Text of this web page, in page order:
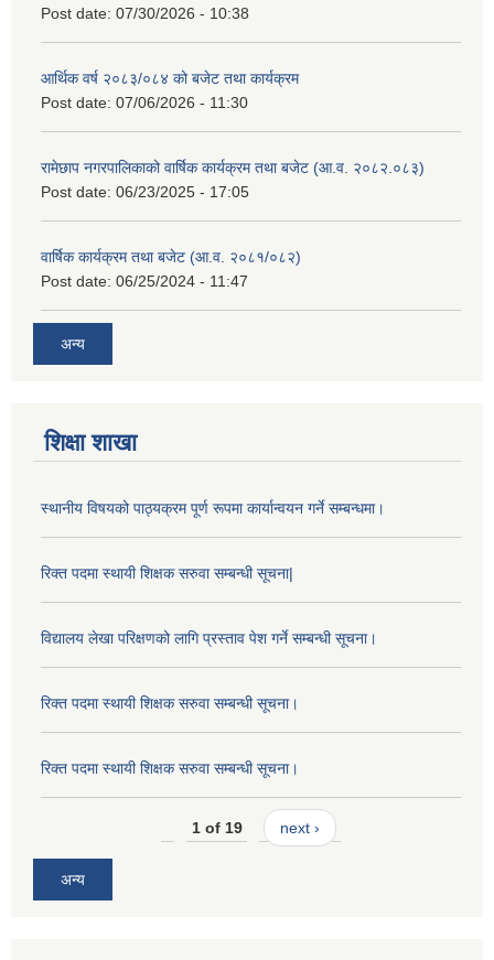
Post date: 07/30/2026 - 10:38
आर्थिक वर्ष २०८३/०८४ को बजेट तथा कार्यक्रम
Post date: 07/06/2026 - 11:30
रामेछाप नगरपालिकाको वार्षिक कार्यक्रम तथा बजेट (आ.व. २०८२.०८३)
Post date: 06/23/2025 - 17:05
वार्षिक कार्यक्रम तथा बजेट (आ.व. २०८१/०८२)
Post date: 06/25/2024 - 11:47
अन्य
शिक्षा शाखा
स्थानीय विषयको पाठ्यक्रम पूर्ण रूपमा कार्यान्वयन गर्ने सम्बन्धमा।
रिक्त पदमा स्थायी शिक्षक सरुवा सम्बन्धी सूचना|
विद्यालय लेखा परिक्षणको लागि प्रस्ताव पेश गर्ने सम्बन्धी सूचना।
रिक्त पदमा स्थायी शिक्षक सरुवा सम्बन्धी सूचना।
रिक्त पदमा स्थायी शिक्षक सरुवा सम्बन्धी सूचना।
1 of 19 next ›
अन्य